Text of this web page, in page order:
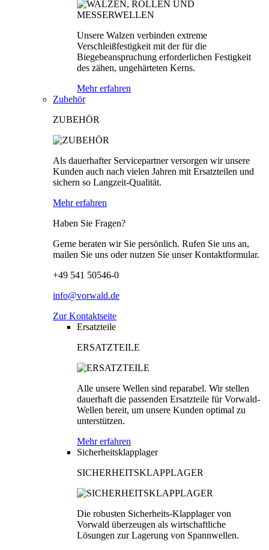
Unsere Walzen verbinden extreme
Verschleißfestigkeit mit der für die
Biegebeanspruchung erforderlichen Festigkeit
des zähen, ungehärteten Kerns.
Mehr erfahren
Zubehör
ZUBEHÖR
Als dauerhafter Servicepartner versorgen wir unsere
Kunden auch nach vielen Jahren mit Ersatzteilen und
sichern so Langzeit-Qualität.
Mehr erfahren
Haben Sie Fragen?
Gerne beraten wir Sie persönlich. Rufen Sie uns an,
mailen Sie uns oder nutzen Sie unser Kontaktformular.
+49 541 50546-0
info@vorwald.de
Zur Kontaktseite
Ersatzteile
ERSATZTEILE
Alle unsere Wellen sind reparabel. Wir stellen
dauerhaft die passenden Ersatzteile für Vorwald-
Wellen bereit, um unsere Kunden optimal zu
unterstützen.
Mehr erfahren
Sicherheitsklapplager
SICHERHEITSKLAPPLAGER
Die robusten Sicherheits-Klapplager von
Vorwald überzeugen als wirtschaftliche
Lösungen zur Lagerung von Spannwellen.